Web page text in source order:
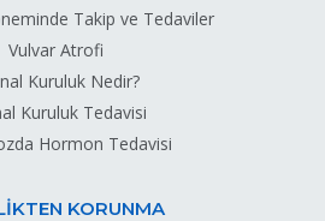
Takip ve Tedaviler
Vulvar Atrofi
Kuruluk Nedir?
Kuruluk Tedavisi
Hormon Tedavisi
KORUNMA